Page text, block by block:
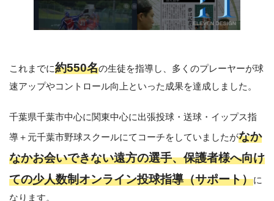
これまでに約550名の生徒を指導し、多くのプレーヤーが球
速アップやコントロール向上といった成果を達成しました。
千葉県千葉市中心に関東中心に出張投球・送球・イップス指
導＋元千葉市野球スクールにてコーチをしていましたがなか
なかお会いできない遠方の選手、保護者様へ向け
ての少人数制オンライン投球指導（サポート）に
なります。